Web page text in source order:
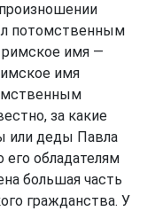
потомственным
имя —
имя
за какие
или деды Павла
его обладателям
большая часть
гражданства. У